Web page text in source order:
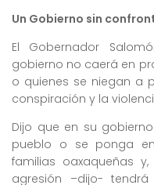
Un Gobierno sin
El Gobernador
gobierno no caerá en
o quienes se niegan a
conspiración y la
Dijo que en su
pueblo o se ponga
familias oaxaqueñas
agresión –dijo-